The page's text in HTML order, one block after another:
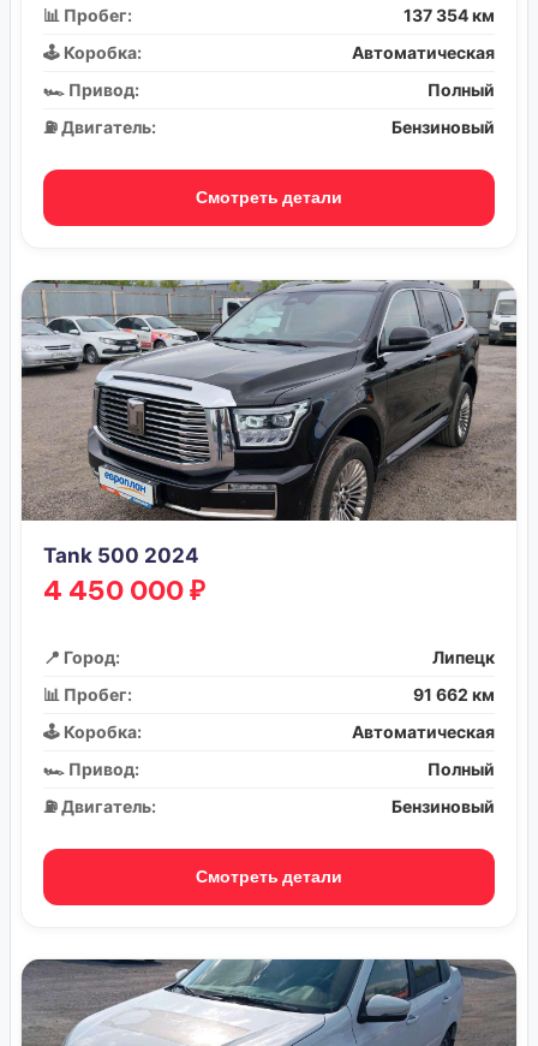
📊 Пробег:
137 354 км
🕹️ Коробка:
Автоматическая
🏎️ Привод:
Полный
⛽ Двигатель:
Бензиновый
Смотреть детали
Tank 500 2024
4 450 000 ₽
📍 Город:
Липецк
📊 Пробег:
91 662 км
🕹️ Коробка:
Автоматическая
🏎️ Привод:
Полный
⛽ Двигатель:
Бензиновый
Смотреть детали